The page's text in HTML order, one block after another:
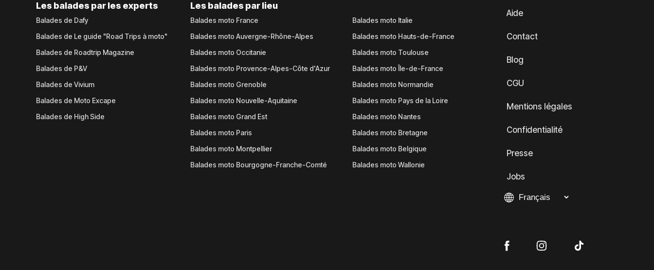
Les balades par les experts
Balades de Dafy
Balades de Le guide "Road Trips à moto"
Balades de Roadtrip Magazine
Balades de P&V
Balades de Vivium
Balades de Moto Excape
Balades de High Side
Les balades par lieu
Balades moto France
Balades moto Auvergne-Rhône-Alpes
Balades moto Occitanie
Balades moto Provence-Alpes-Côte d'Azur
Balades moto Grenoble
Balades moto Nouvelle-Aquitaine
Balades moto Grand Est
Balades moto Paris
Balades moto Montpellier
Balades moto Bourgogne-Franche-Comté
Balades moto Italie
Balades moto Hauts-de-France
Balades moto Toulouse
Balades moto Île-de-France
Balades moto Normandie
Balades moto Pays de la Loire
Balades moto Nantes
Balades moto Bretagne
Balades moto Belgique
Balades moto Wallonie
Aide
Contact
Blog
CGU
Mentions légales
Confidentialité
Presse
Jobs